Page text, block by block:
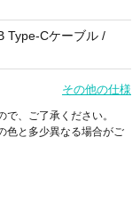
Type-Cケーブル /
その他の仕様
、ご了承ください。
色と多少異なる場合がご